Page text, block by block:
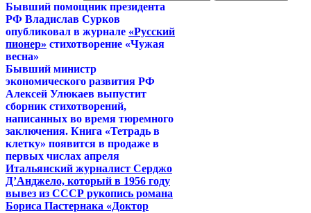
Бывший помощник президента
РФ Владислав Сурков
опубликовал в журнале «Русский
пионер» стихотворение «Чужая
весна»
Бывший министр
экономического развития РФ
Алексей Улюкаев выпустит
сборник стихотворений,
написанных во время тюремного
заключения. Книга «Тетрадь в
клетку» появится в продаже в
первых числах апреля
Итальянский журналист Серджо
Д’Анджело, который в 1956 году
вывез из СССР рукопись романа
Бориса Пастернака «Доктор